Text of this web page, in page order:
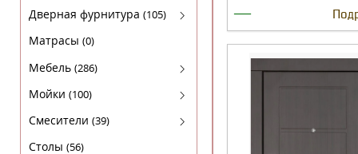
Амати
Бона
Двери из массива ольхи
Массив сосны
Экошпон STARK
Экошпон DEFORM
Дверная фурнитура (105)
Arni (Арни)
Arni Lux
Lockit (Локит)
VELA (ВЕЛА)
Нора-M
Матрасы (0)
Мебель (286)
Комплекты
Кресла
Кровати
Мойки (100)
Гранитные
Нержавейка
Смесители (39)
Для кухни
Столы (56)
—